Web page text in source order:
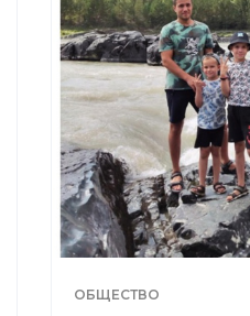
ОБЩЕСТВО